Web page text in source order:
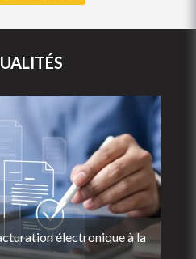
électronique à la